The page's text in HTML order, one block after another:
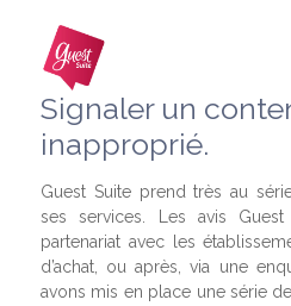
Signaler un
inapproprié.
Guest Suite prend très au
ses services. Les avis
partenariat avec les
d’achat, ou après, via une
avons mis en place une série